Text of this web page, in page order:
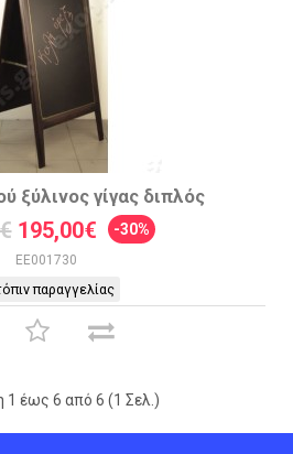
ξύλινος γίγας διπλός
195,00€ -30%
EE001730
παραγγελίας
1 έως 6 από 6 (1 Σελ.)